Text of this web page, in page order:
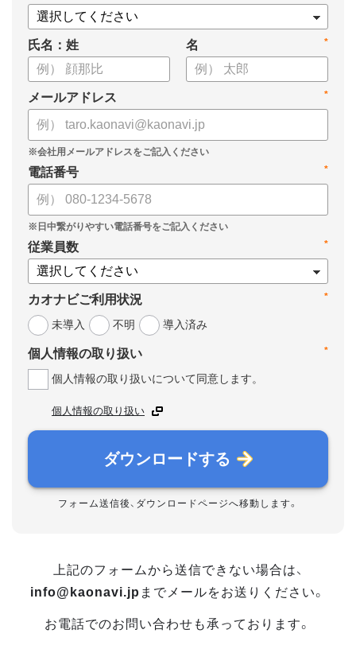
氏名：姓 *
名
*
メールアドレス
*
電話番号
*
従業員数
*
カオナビご利用状況
未導入
不明 導入済み
*
個人情報の取り扱い
個人情報の取り扱いについて同意します。
個人情報の取り扱い
ダウンロードする
フォーム送信後、ダウンロードページへ移動します。
上記のフォームから送信できない場合は、
info@kaonavi.jp までメールをお送りください。
お電話でのお問い合わせも承っております。